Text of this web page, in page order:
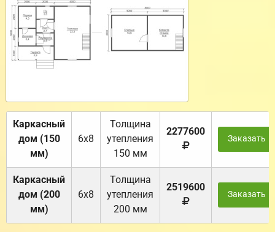
Каркасный
дом (150
мм)
6х8
Толщина
утепления
150 мм
2277600
Заказать
Каркасный
дом (200
мм)
6х8
Толщина
утепления
200 мм
2519600
Заказать